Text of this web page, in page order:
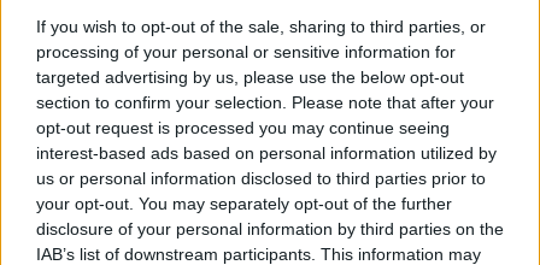
If you wish to opt-out of the sale, sharing to third parties, or
processing of your personal or sensitive information for
targeted advertising by us, please use the below opt-out
section to confirm your selection. Please note that after your
opt-out request is processed you may continue seeing
interest-based ads based on personal information utilized by
us or personal information disclosed to third parties prior to
your opt-out. You may separately opt-out of the further
disclosure of your personal information by third parties on the
IAB’s list of downstream participants. This information may
Peredes
Foren-Herzog
Ist nicht der Riesenverlust an Schlüsseln aber Verlust an
Vertrauen das iwas mal 100% funktioniert!!
12 März 2023
Hylarb ,steffenfuerstundmcdocgefällt dies.